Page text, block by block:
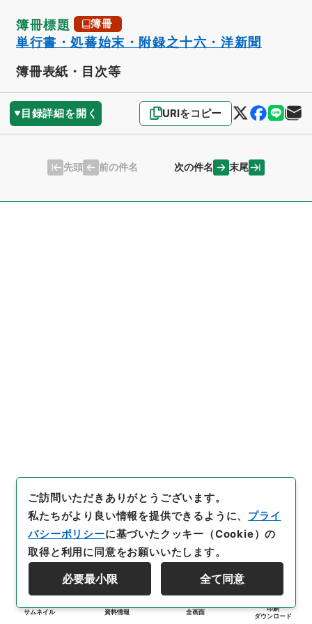
簿冊標題 簿冊
単行書・処蕃始末・附録之十六・洋新聞
簿冊表紙・目次等
目録詳細を開く URIをコピー
先頭 前の件名 次の件名 末尾
サムネイル 資料情報 全画面
印刷
ダウンロード
ご訪問いただきありがとうございます。
私たちがより良い情報を提供できるように、 プライ
バシーポリシーに基づいたクッキー（Cookie）の
取得と利用に同意をお願いいたします。
必要最小限 全て同意